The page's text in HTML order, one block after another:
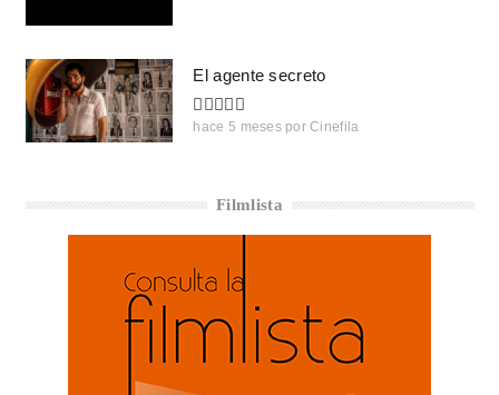
El agente secreto
hace 5 meses por Cinefila
Filmlista